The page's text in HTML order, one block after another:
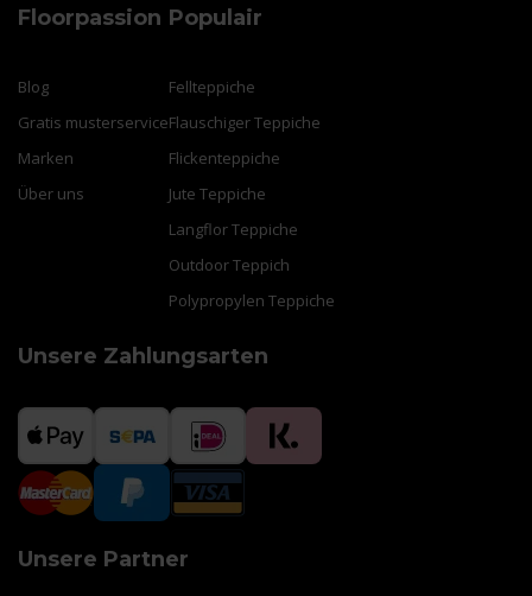
Floorpassion
Blog
Gratis musterservice
Marken
Über uns
Populair
Fellteppiche
Flauschiger Teppiche
Flickenteppiche
Jute Teppiche
Langflor Teppiche
Outdoor Teppich
Polypropylen Teppiche
Unsere Zahlungsarten
Unsere Partner